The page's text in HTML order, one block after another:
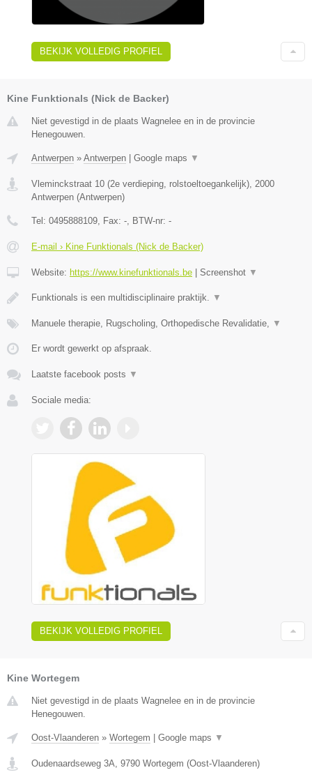
BEKIJK VOLLEDIG PROFIEL
Kine Funktionals (Nick de Backer)
Niet gevestigd in de plaats Wagnelee en in de provincie
Henegouwen.
Antwerpen » Antwerpen Google maps ▼
Vleminckstraat 10 (2e verdieping, rolstoeltoegankelijk), 2000
Antwerpen (Antwerpen)
Tel: 0495888109, Fax: -, BTW-nr: -
E-mail › Kine Funktionals (Nick de Backer)
Website: https://www.kinefunktionals.be Screenshot ▼
Funktionals is een multidisciplinaire praktijk. ▼
Manuele therapie, Rugscholing, Orthopedische Revalidatie, ▼
Er wordt gewerkt op afspraak.
Laatste facebook posts ▼
Sociale media:
BEKIJK VOLLEDIG PROFIEL
Kine Wortegem
Niet gevestigd in de plaats Wagnelee en in de provincie
Henegouwen.
Oost-Vlaanderen » Wortegem Google maps ▼
Oudenaardseweg 3A, 9790 Wortegem (Oost-Vlaanderen)